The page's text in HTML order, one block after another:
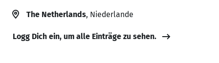
The Netherlands, Niederlande
Logg Dich ein, um alle Einträge zu sehen.